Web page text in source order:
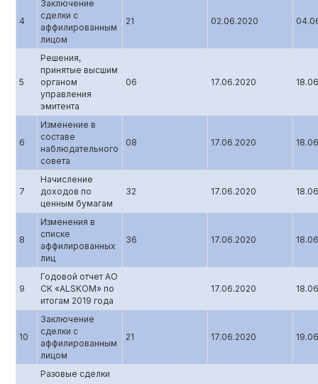
4
Заключение
сделки с
аффилированным
лицом
21 02.06.2020
5
Решения,
принятые высшим
органом
управления
эмитента
06 17.06.2020
6
Изменение в
составе
наблюдательного
совета
08 17.06.2020
7
Начисление
доходов по
ценным бумагам
32 17.06.2020
8
Изменения в
списке
аффилированных
лиц
36 17.06.2020
9
Годовой отчет АО
СК «ALSKOM» по
итогам 2019 года
17.06.2020
10
Заключение
сделки с
аффилированным
лицом
21 17.06.2020
Разовые сделки